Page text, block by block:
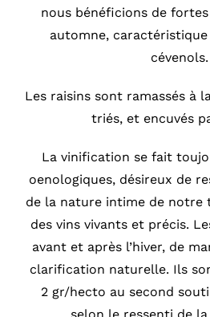
nous bénéficions de
automne,
cévenols.
Les raisins sont ramassés à
triés, et encuvés
La vinification se fait
oenologiques, désireux de
de la nature intime de notre
des vins vivants et précis.
avant et après l’hiver, de
clarification naturelle. Ils
2 gr/hecto au second
selon le ressenti de